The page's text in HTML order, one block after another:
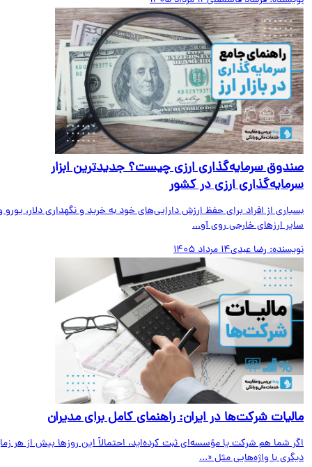
سرمایه‌گذاری ارزی چیست؟ جدیدترین ابزار
ارزی در کشور
از افراد برای حفظ ارزش دارایی‌های خود به خرید و نگهداری دلار، یورو و
ارزهای خارجی روی آو...
رضا عبدی14 مرداد 1405
شرکت‌ها در ایران: راهنمای کامل برای مدیران
شما هم شرکت یا مؤسسه‌ای ثبت کرده‌اید، احتمالاً این روزها بیش از هر زمان
با واژه‌هایی مثل «...